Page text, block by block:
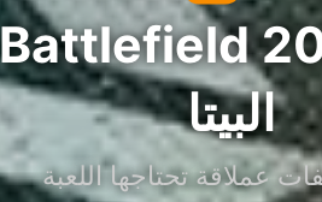
البيتا
عملاقة تحتاجها اللعبة